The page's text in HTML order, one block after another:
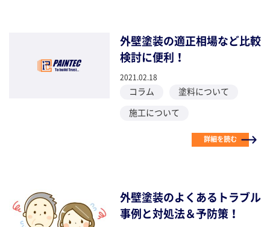
外壁塗装の適正相場など比較
検討に便利！
2021.02.18
コラム
塗料について
施工について
詳細を読む
外壁塗装のよくあるトラブル
事例と対処法＆予防策！